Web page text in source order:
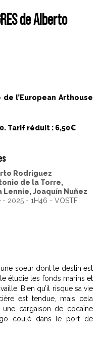
de Alberto
l’European Arthouse
Tarif réduit : 6,50€
Rodriguez
de la Torre,
Lennie, Joaquín Nuñez
- 2025 - 1H46 - VOSTF
soeur dont le destin est
étudie les fonds marins et
Bien qu’il risque sa vie
est tendue, mais cela
cargaison de cocaïne
coulé dans le port de